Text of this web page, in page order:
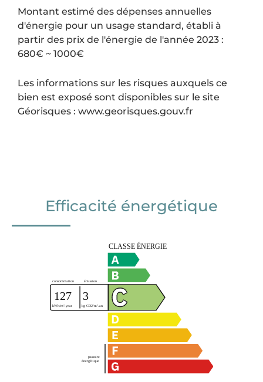
Montant estimé des dépenses annuelles
d'énergie pour un usage standard, établi à
partir des prix de l'énergie de l'année 2023 :
680€ ~ 1000€
Les informations sur les risques auxquels ce
bien est exposé sont disponibles sur le site
Géorisques : www.georisques.gouv.fr
Efficacité énergétique